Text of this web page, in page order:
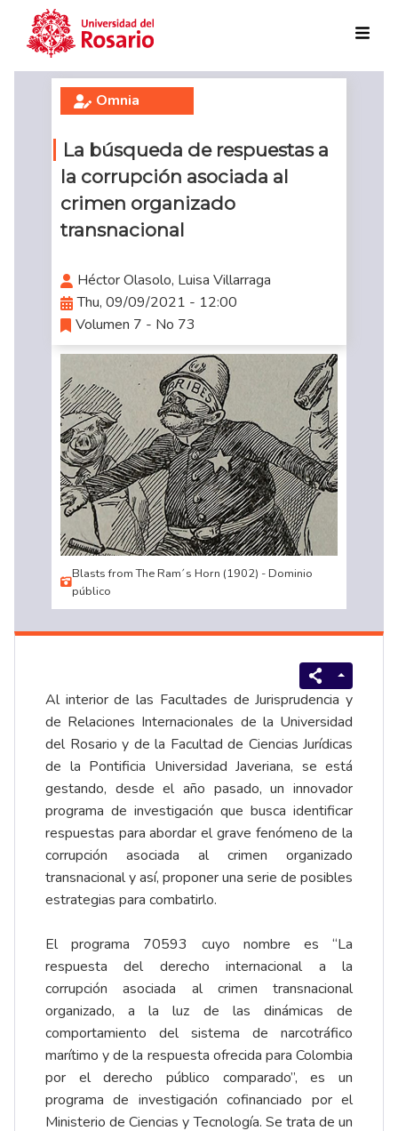
Skip to main content
Omnia
La búsqueda de respuestas a
la corrupción asociada al
crimen organizado
transnacional
Héctor Olasolo, Luisa Villarraga
Thu, 09/09/2021 - 12:00
Volumen 7 - No 73
Blasts from The Ram´s Horn (1902) - Dominio
público
Al interior de las Facultades de Jurisprudencia y
de Relaciones Internacionales de la Universidad
del Rosario y de la Facultad de Ciencias Jurídicas
de la Pontificia Universidad Javeriana, se está
gestando, desde el año pasado, un innovador
programa de investigación que busca identificar
respuestas para abordar el grave fenómeno de la
corrupción asociada al crimen organizado
transnacional y así, proponer una serie de posibles
estrategias para combatirlo.
El programa 70593 cuyo nombre es “La
respuesta del derecho internacional a la
corrupción asociada al crimen transnacional
organizado, a la luz de las dinámicas de
comportamiento del sistema de narcotráfico
marítimo y de la respuesta ofrecida para Colombia
por el derecho público comparado”, es un
programa de investigación cofinanciado por el
Ministerio de Ciencias y Tecnología. Se trata de un